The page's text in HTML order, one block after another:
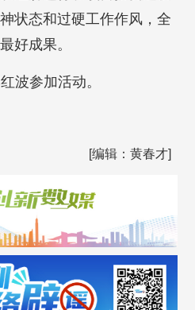
状态和过硬工作作风，全
好成果。
波参加活动。
[编辑：黄春才]